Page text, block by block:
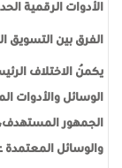
الأدوات الرقمية
الفرق بين التسويق
يكمُن الاختلاف
الوسائل والأدوات
الجمهور
والوسائل المعتمدة